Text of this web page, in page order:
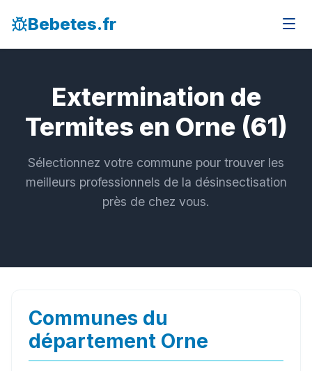
Bebetes.fr
Extermination de
Termites en Orne (61)
Sélectionnez votre commune pour trouver les
meilleurs professionnels de la désinsectisation
près de chez vous.
Communes du
département Orne